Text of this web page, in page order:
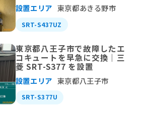
設置エリア 東京都あきる野市
SRT-S437UZ
東京都八王子市で故障したエ
コキュートを早急に交換｜三
菱 SRT-S377 を設置
設置エリア 東京都八王子市
SRT-S377U